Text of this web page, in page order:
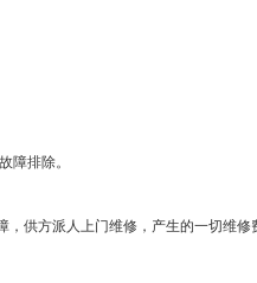
障排除。
供方派人上门维修，产生的一切维